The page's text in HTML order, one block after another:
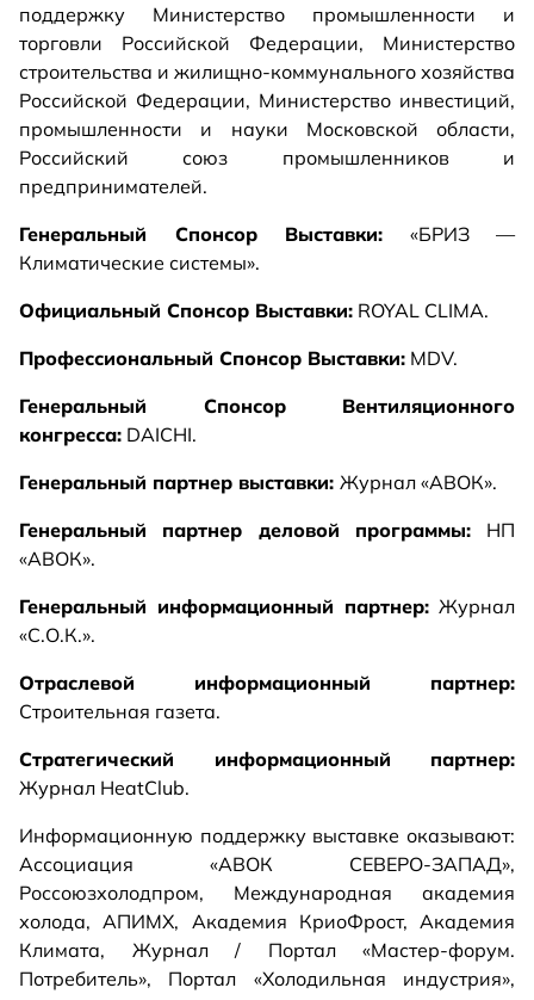
поддержку Министерство промышленности и
торговли Российской Федерации, Министерство
строительства и жилищно-коммунального хозяйства
Российской Федерации, Министерство инвестиций,
промышленности и науки Московской области,
Российский союз промышленников и
предпринимателей.
Генеральный Спонсор Выставки: «БРИЗ —
Климатические системы».
Официальный Спонсор Выставки: ROYAL CLIMA.
Профессиональный Спонсор Выставки: MDV.
Генеральный Спонсор Вентиляционного
конгресса: DAICHI.
Генеральный партнер выставки: Журнал «АВОК».
Генеральный партнер деловой программы: НП
«АВОК».
Генеральный информационный партнер: Журнал
«С.О.К.».
Отраслевой информационный партнер:
Строительная газета.
Стратегический информационный партнер:
Журнал HeatClub.
Информационную поддержку выставке оказывают:
Ассоциация «АВОК СЕВЕРО-ЗАПАД»,
Россоюзхолодпром, Международная академия
холода, АПИМХ, Академия КриоФрост, Академия
Климата, Журнал / Портал «Мастер-форум.
Потребитель», Портал «Холодильная индустрия»,